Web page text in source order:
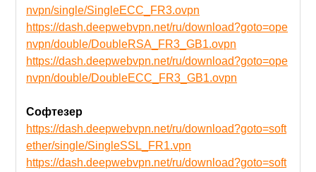
nvpn/single/SingleECC_FR3.ovpn
https://dash.deepwebvpn.net/ru/download?goto=ope
nvpn/double/DoubleRSA_FR3_GB1.ovpn
https://dash.deepwebvpn.net/ru/download?goto=ope
nvpn/double/DoubleECC_FR3_GB1.ovpn
Софтезер
https://dash.deepwebvpn.net/ru/download?goto=soft
ether/single/SingleSSL_FR1.vpn
https://dash.deepwebvpn.net/ru/download?goto=soft